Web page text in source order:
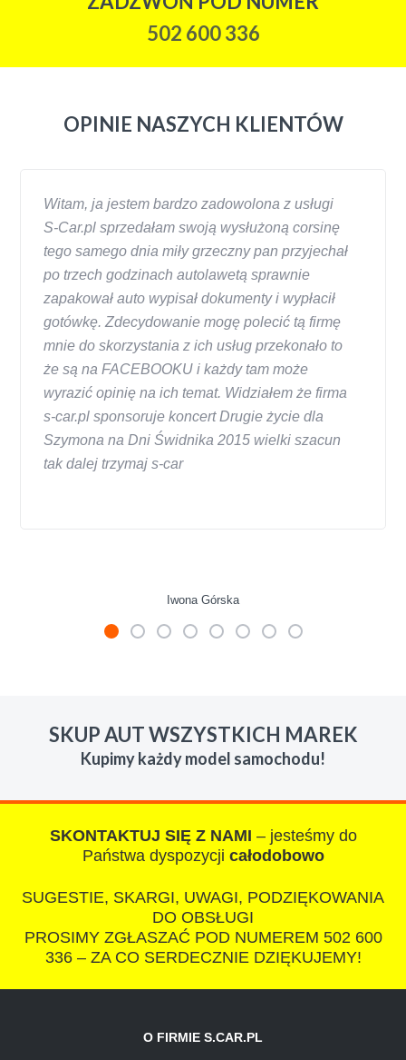
502 600 336
OPINIE NASZYCH KLIENTÓW
Witam, ja jestem bardzo zadowolona z usługi
S-Car.pl sprzedałam swoją wysłużoną corsinę
tego samego dnia miły grzeczny pan przyjechał
po trzech godzinach autolawetą sprawnie
zapakował auto wypisał dokumenty i wypłacił
gotówkę. Zdecydowanie mogę polecić tą firmę
mnie do skorzystania z ich usług przekonało to
że są na FACEBOOKU i każdy tam może
wyrazić opinię na ich temat. Widziałem że firma
s-car.pl sponsoruje koncert Drugie życie dla
Szymona na Dni Świdnika 2015 wielki szacun
tak dalej trzymaj s-car
Iwona Górska
roznym stanie i roznym wieku, za kazdym
razem z laweta ten sam przesympatyczny,
czlowiek. Doradzil telefonicznie, zaproponowal
rozsadna cene i od reki zalatwil sprawe. Jesli
nie chcecie natknac sie na spaslych
polecam s-car.pl
IZA
SKUP AUT WSZYSTKICH MAREK
Kupimy każdy model samochodu!
SKONTAKTUJ SIĘ Z NAMI – jesteśmy do
Państwa dyspozycji całodobowo
SUGESTIE, SKARGI, UWAGI, PODZIĘKOWANIA
DO OBSŁUGI
PROSIMY ZGŁASZAĆ POD NUMEREM 502 600
336 – ZA CO SERDECZNIE DZIĘKUJEMY!
O FIRMIE S.CAR.PL